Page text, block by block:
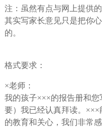
注：虽然有点与网上提供
其实写家长意见只是把你
的。
格式要求：
×老师：
我的孩子×××的报告册和
要）我已经认真拜读。
的教育和关心，我们非常